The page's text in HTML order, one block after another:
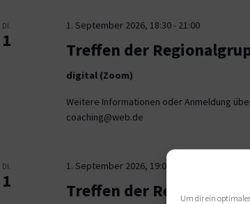
Um dir ein
DI.
1
1. September 2026, 18:30- 21:00
Treffen der
digital (Zoom)
Weitere Informationen oder Anmeldung
coaching@web.de
DI.
1
1. September 2026, 19:00
Treffen der